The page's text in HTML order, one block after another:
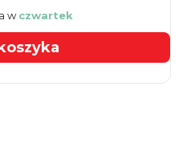
wczwartek